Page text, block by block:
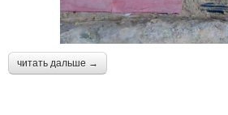
читать дальше →